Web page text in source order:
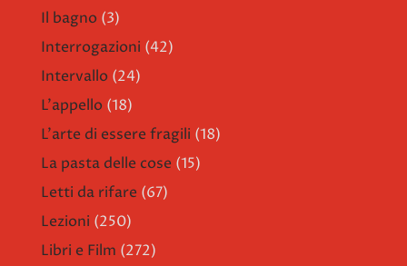
Il bagno (3)
Interrogazioni (42)
Intervallo (24)
L'appello (18)
L'arte di essere fragili (18)
La pasta delle cose (15)
Letti da rifare (67)
Lezioni (250)
Libri e Film (272)